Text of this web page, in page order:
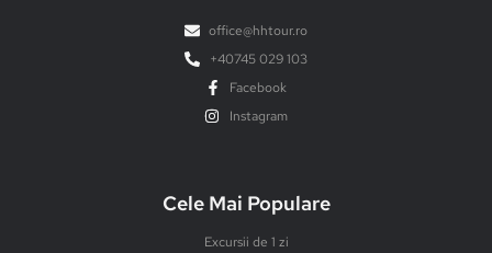
office@hhtour.ro
+40745 029 103
Facebook
Instagram
Cele Mai Populare
Excursii de 1 zi